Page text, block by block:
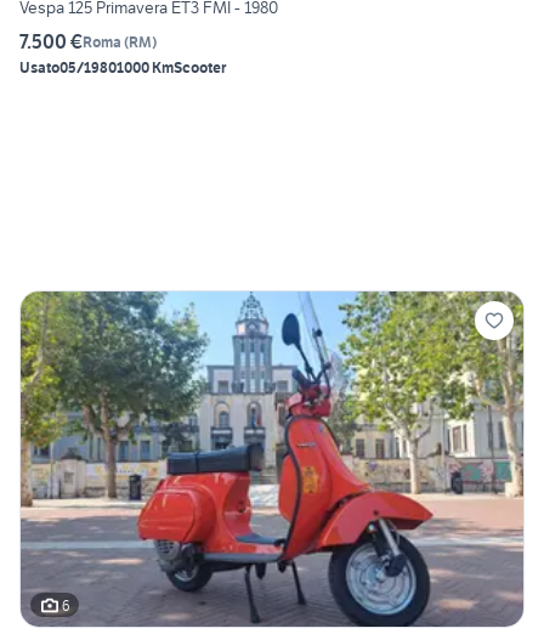
Vespa 125 Primavera ET3 FMI - 1980
7.500 €Roma (RM)
Usato05/19801000 KmScooter
6